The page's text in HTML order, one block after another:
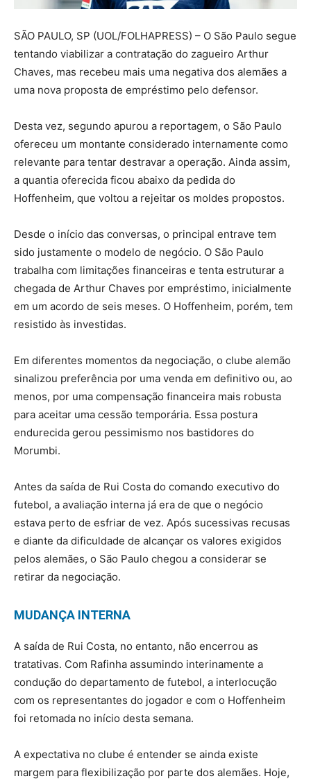
SÃO PAULO, SP (UOL/FOLHAPRESS) – O São Paulo segue
tentando viabilizar a contratação do zagueiro Arthur
Chaves, mas recebeu mais uma negativa dos alemães a
uma nova proposta de empréstimo pelo defensor.
Desta vez, segundo apurou a reportagem, o São Paulo
ofereceu um montante considerado internamente como
relevante para tentar destravar a operação. Ainda assim,
a quantia oferecida ficou abaixo da pedida do
Hoffenheim, que voltou a rejeitar os moldes propostos.
Desde o início das conversas, o principal entrave tem
sido justamente o modelo de negócio. O São Paulo
trabalha com limitações financeiras e tenta estruturar a
chegada de Arthur Chaves por empréstimo, inicialmente
em um acordo de seis meses. O Hoffenheim, porém, tem
resistido às investidas.
Em diferentes momentos da negociação, o clube alemão
sinalizou preferência por uma venda em definitivo ou, ao
menos, por uma compensação financeira mais robusta
para aceitar uma cessão temporária. Essa postura
endurecida gerou pessimismo nos bastidores do
Morumbi.
Antes da saída de Rui Costa do comando executivo do
futebol, a avaliação interna já era de que o negócio
estava perto de esfriar de vez. Após sucessivas recusas
e diante da dificuldade de alcançar os valores exigidos
pelos alemães, o São Paulo chegou a considerar se
retirar da negociação.
MUDANÇA INTERNA
A saída de Rui Costa, no entanto, não encerrou as
tratativas. Com Rafinha assumindo interinamente a
condução do departamento de futebol, a interlocução
com os representantes do jogador e com o Hoffenheim
foi retomada no início desta semana.
A expectativa no clube é entender se ainda existe
margem para flexibilização por parte dos alemães. Hoje,